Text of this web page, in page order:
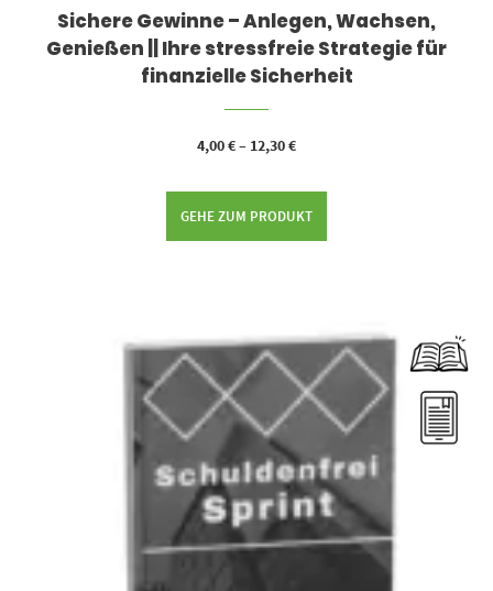
Sichere Gewinne – Anlegen, Wachsen,
Genießen || Ihre stressfreie Strategie für
finanzielle Sicherheit
4,00€– 12,30€
GEHE ZUM PRODUKT